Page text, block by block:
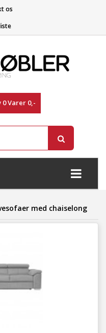
os
0Varer 0,-
+
med chaiselong